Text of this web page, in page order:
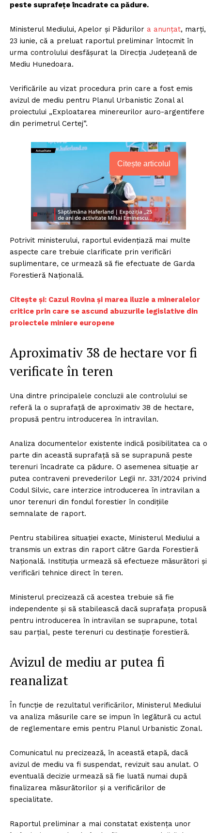
peste suprafețe încadrate ca pădure.
Ministerul Mediului, Apelor și Pădurilor a anunțat, marți,
23 iunie, că a preluat raportul preliminar întocmit în
urma controlului desfășurat la Direcția Județeană de
Mediu Hunedoara.
Verificările au vizat procedura prin care a fost emis
avizul de mediu pentru Planul Urbanistic Zonal al
proiectului „Exploatarea minereurilor auro-argentifere
din perimetrul Certej”.
Citește articolul
Potrivit ministerului, raportul evidențiază mai multe
aspecte care trebuie clarificate prin verificări
suplimentare, ce urmează să fie efectuate de Garda
Forestieră Națională.
Citește și: Cazul Rovina și marea iluzie a mineralelor
critice prin care se ascund abuzurile legislative din
proiectele miniere europene
Aproximativ 38 de hectare vor fi
verificate în teren
Una dintre principalele concluzii ale controlului se
referă la o suprafață de aproximativ 38 de hectare,
propusă pentru introducerea în intravilan.
Analiza documentelor existente indică posibilitatea ca o
parte din această suprafață să se suprapună peste
terenuri încadrate ca pădure. O asemenea situație ar
putea contraveni prevederilor Legii nr. 331/2024 privind
Codul Silvic, care interzice introducerea în intravilan a
unor terenuri din fondul forestier în condițiile
semnalate de raport.
Pentru stabilirea situației exacte, Ministerul Mediului a
transmis un extras din raport către Garda Forestieră
Națională. Instituția urmează să efectueze măsurători și
verificări tehnice direct în teren.
Ministerul precizează că acestea trebuie să fie
independente și să stabilească dacă suprafața propusă
pentru introducerea în intravilan se suprapune, total
sau parțial, peste terenuri cu destinație forestieră.
Avizul de mediu ar putea fi
reanalizat
În funcție de rezultatul verificărilor, Ministerul Mediului
va analiza măsurile care se impun în legătură cu actul
de reglementare emis pentru Planul Urbanistic Zonal.
Comunicatul nu precizează, în această etapă, dacă
avizul de mediu va fi suspendat, revizuit sau anulat. O
eventuală decizie urmează să fie luată numai după
finalizarea măsurătorilor și a verificărilor de
specialitate.
Raportul preliminar a mai constatat existența unor